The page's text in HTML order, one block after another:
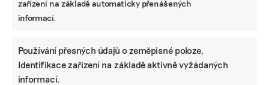
zařízení na základě automaticky přenášených
informací.
Používání přesných údajů o zeměpisné poloze,
Identifikace zařízení na základě aktivně vyžádaných
informací.